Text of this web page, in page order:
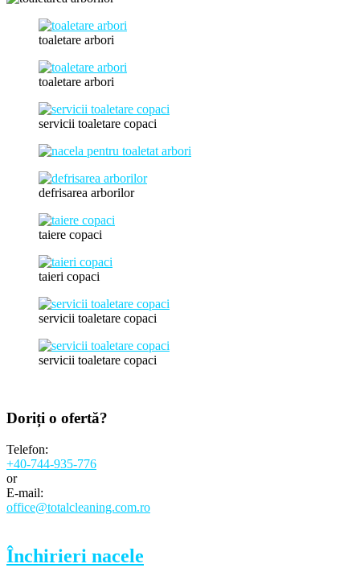
toaletare arbori
toaletare arbori
servicii toaletare copaci
defrisarea arborilor
taiere copaci
taieri copaci
servicii toaletare copaci
servicii toaletare copaci
Doriți o ofertă?
Telefon:
+40-744-935-776
or
E-mail:
office@totalcleaning.com.ro
Închirieri nacele